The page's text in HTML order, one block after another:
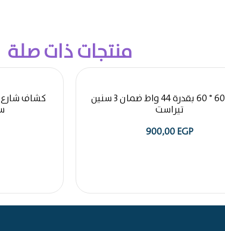
منتجات ذات صلة
بلاطة 60 * 60 بقدرة 44 واط ضمان 3 سنين
تيراست
900,00EGP